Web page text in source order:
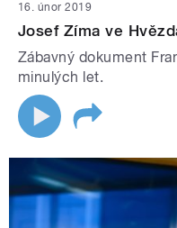
16. únor 2019
Josef Zíma ve
Zábavný dokument
minulých let.